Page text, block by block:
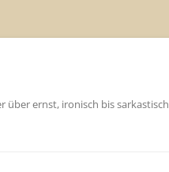
über ernst, ironisch bis sarkastisch